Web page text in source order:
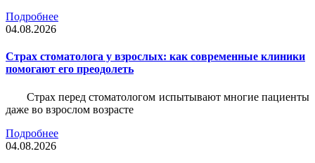
Подробнее
04.08.2026
Страх стоматолога у взрослых: как современные клиники
помогают его преодолеть
Страх перед стоматологом испытывают многие пациенты
даже во взрослом возрасте
Подробнее
04.08.2026